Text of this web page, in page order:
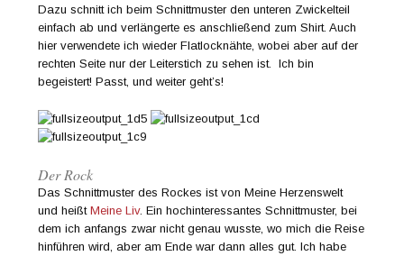
Dazu schnitt ich beim Schnittmuster den unteren Zwickelteil
einfach ab und verlängerte es anschließend zum Shirt. Auch
hier verwendete ich wieder Flatlocknähte, wobei aber auf der
rechten Seite nur der Leiterstich zu sehen ist. Ich bin
begeistert! Passt, und weiter geht’s!
Der Rock
Das Schnittmuster des Rockes ist von Meine Herzenswelt
und heißtMeine Liv. Ein hochinteressantes Schnittmuster, bei
dem ich anfangs zwar nicht genau wusste, wo mich die Reise
hinführen wird, aber am Ende war dann alles gut. Ich habe